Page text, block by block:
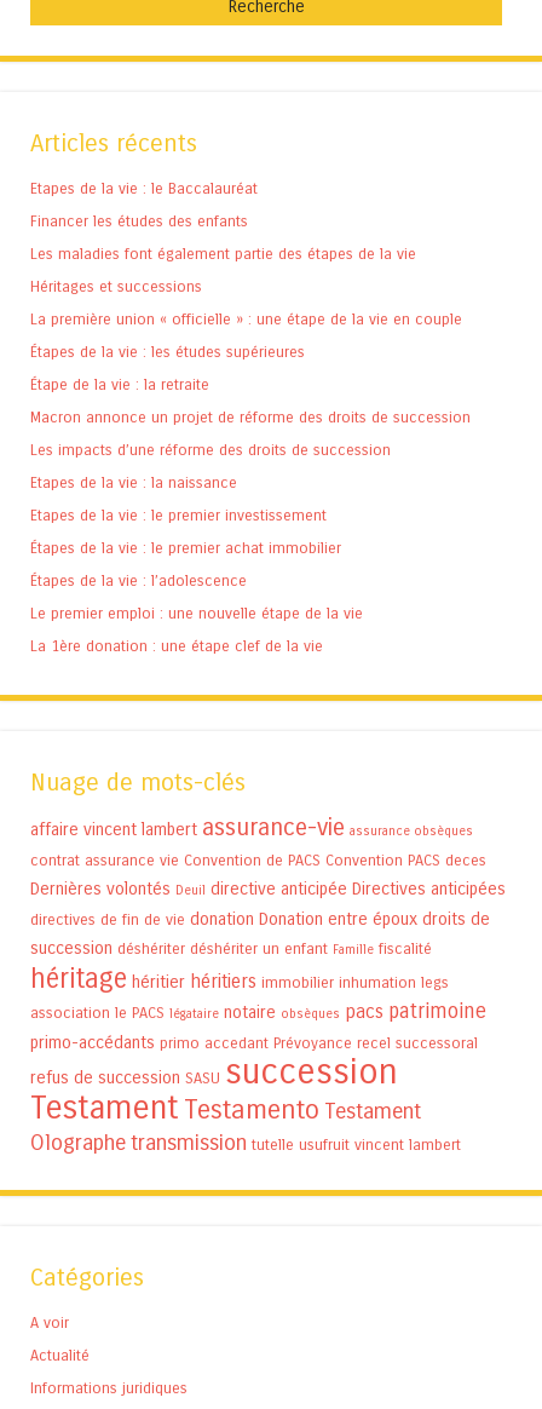
Articles récents
Etapes de la vie : le Baccalauréat
Financer les études des enfants
Les maladies font également partie des étapes de la vie
Héritages et successions
La première union « officielle » : une étape de la vie en couple
Étapes de la vie : les études supérieures
Étape de la vie : la retraite
Macron annonce un projet de réforme des droits de succession
Les impacts d’une réforme des droits de succession
Etapes de la vie : la naissance
Etapes de la vie : le premier investissement
Étapes de la vie : le premier achat immobilier
Étapes de la vie : l’adolescence
Le premier emploi : une nouvelle étape de la vie
La 1ère donation : une étape clef de la vie
Nuage de mots-clés
affaire vincent lambert assurance-vie assurance obsèques
contrat assurance vie Convention de PACS Convention PACS deces
Dernières volontés Deuil directive anticipée Directives anticipées
directives de fin de vie donation Donation entre époux droits de
succession déshériter déshériter un enfant Famille fiscalité
héritage héritier héritiers immobilier inhumation legs
association le PACS légataire notaire obsèques pacs patrimoine
primo-accédants primo accedant Prévoyance recel successoral
refus de succession SASU succession
Testament Testamento Testament
Olographetransmission tutelle usufruit vincent lambert
Catégories
A voir
Actualité
Informations juridiques